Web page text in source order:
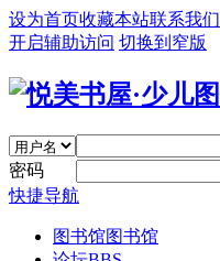
设为首页收藏本站联系我们
开启辅助访问 切换到窄版
密码
快捷导航
图书馆图书馆